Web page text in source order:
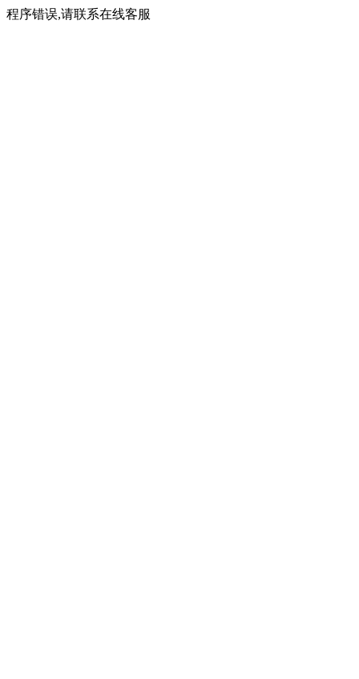
程序错误,请联系在线客服